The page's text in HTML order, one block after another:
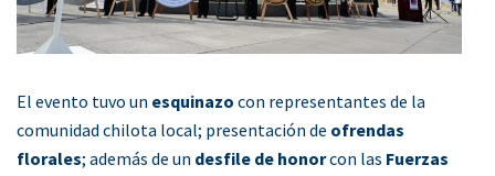
El evento tuvo un esquinazo con representantes de la
comunidad chilota local; presentación de ofrendas
florales; además de un desfile de honorcon las Fuerzas